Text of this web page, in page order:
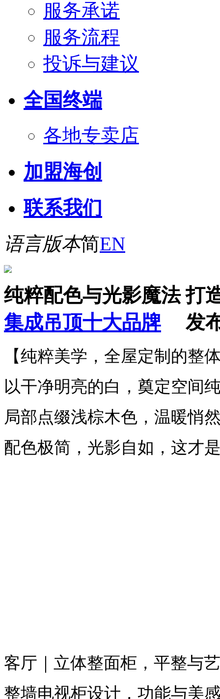
服务承诺
服务流程
投诉与建议
全国终端
各地专卖店
加盟海创
联系我们
语言版本简EN
纯粹配色与光影魔法 打
集成吊顶十大品牌 发布
【纯粹美学，全屋定制的整
以干净明亮的白，奠定空间
局部点缀浅棕木色，温暖悄
配色极简，光影自如，这才
客厅｜立体整面柜，平整与
整墙电视柜设计，功能与美